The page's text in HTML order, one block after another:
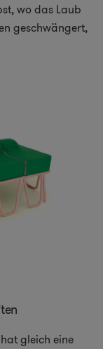
wo das Laub
geschwängert,
gleich eine